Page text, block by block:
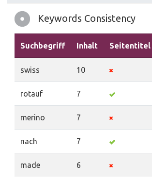
Keywords Consistency
Suchbegriff Inhalt Seitentitel
swiss 10
rotauf 7
merino 7
nach 7
made 6